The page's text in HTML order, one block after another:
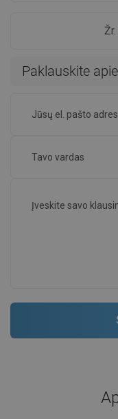
Paklauskite